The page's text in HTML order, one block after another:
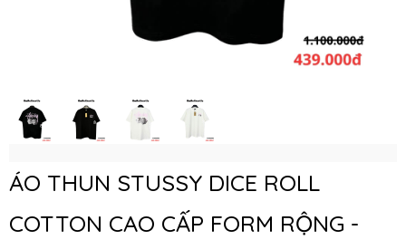
ÁO THUN STUSSY DICE ROLL
COTTON CAO CẤP FORM RỘNG -